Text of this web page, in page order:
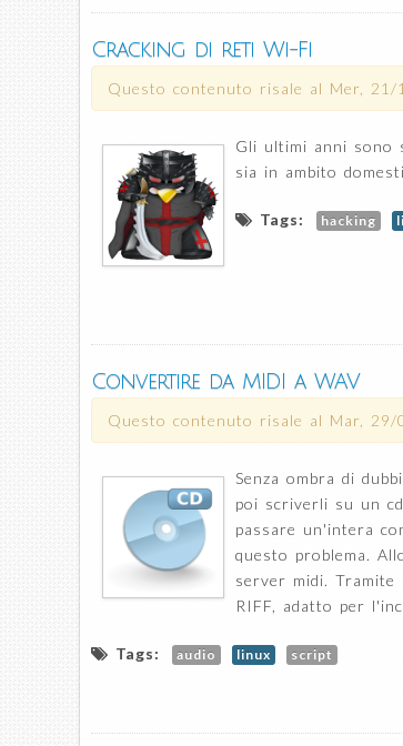
Cracking di reti Wi-Fi
Questo contenuto risale al Mer, 21/
Gli ultimi anni sono
sia in ambito
Tags: hacking
Convertire da MIDI a WAV
Questo contenuto risale al Mar, 29/
Senza ombra di
poi scriverli su un
passare un'intera
questo problema.
server midi.
RIFF, adatto per
Tags: audio linux script